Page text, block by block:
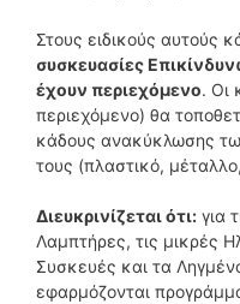
Στους ειδικούς αυτούς
συσκευασίες
έχουν περιεχόμενο. Οι
περιεχόμενο) θα
κάδους ανακύκλωσης
τους (πλαστικό,
Διευκρινίζεται ότι: για
Λαμπτήρες, τις μικρές
Συσκευές και τα
εφαρμόζονται